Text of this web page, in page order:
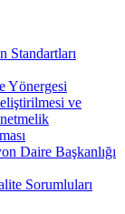
Standartları
Yönergesi
ve
Daire Başkanlığı
Sorumluları